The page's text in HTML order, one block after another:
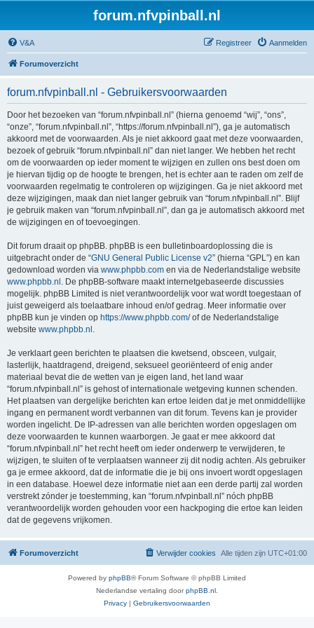
forum.nfvpinball.nl
V&A Aanmelden
Registreer
Forumoverzicht
forum.nfvpinball.nl - Gebruikersvoorwaarden
Door het bezoeken van “forum.nfvpinball.nl” (hierna genoemd “wij”, “ons”,
“onze”, “forum.nfvpinball.nl”, “https://forum.nfvpinball.nl”), ga je automatisch
akkoord met de voorwaarden. Als je niet akkoord gaat met deze voorwaarden,
bezoek of gebruik “forum.nfvpinball.nl” dan niet langer. We hebben het recht
om de voorwaarden op ieder moment te wijzigen en zullen ons best doen om
je hiervan tijdig op de hoogte te brengen, het is echter aan te raden om zelf de
voorwaarden regelmatig te controleren op wijzigingen. Ga je niet akkoord met
deze wijzigingen, maak dan niet langer gebruik van “forum.nfvpinball.nl”. Blijf
je gebruik maken van “forum.nfvpinball.nl”, dan ga je automatisch akkoord met
de wijzigingen en of toevoegingen.
Dit forum draait op phpBB. phpBB is een bulletinboardoplossing die is
uitgebracht onder de “GNU General Public License v2” (hierna “GPL”) en kan
gedownload worden via www.phpbb.com en via de Nederlandstalige website
www.phpbb.nl . De phpBB-software maakt internetgebaseerde discussies
mogelijk. phpBB Limited is niet verantwoordelijk voor wat wordt toegestaan of
juist geweigerd als toelaatbare inhoud en/of gedrag. Meer informatie over
phpBB kun je vinden op https://www.phpbb.com/of de Nederlandstalige
website www.phpbb.nl .
Je verklaart geen berichten te plaatsen die kwetsend, obsceen, vulgair,
lasterlijk, haatdragend, dreigend, seksueel georiënteerd of enig ander
materiaal bevat die de wetten van je eigen land, het land waar
“forum.nfvpinball.nl” is gehost of internationale wetgeving kunnen schenden.
Het plaatsen van dergelijke berichten kan ertoe leiden dat je met onmiddellijke
ingang en permanent wordt verbannen van dit forum. Tevens kan je provider
worden ingelicht. De IP-adressen van alle berichten worden opgeslagen om
deze voorwaarden te kunnen waarborgen. Je gaat er mee akkoord dat
“forum.nfvpinball.nl” het recht heeft om ieder onderwerp te verwijderen, te
wijzigen, te sluiten of te verplaatsen wanneer zij dit nodig achten. Als gebruiker
ga je ermee akkoord, dat de informatie die je bij ons invoert wordt opgeslagen
in een database. Hoewel deze informatie niet aan een derde partij zal worden
verstrekt zónder je toestemming, kan “forum.nfvpinball.nl” nóch phpBB
verantwoordelijk worden gehouden voor een hackpoging die ertoe kan leiden
dat de gegevens vrijkomen.
Forumoverzicht Alle tijden zijn UTC+01:00
Verwijder cookies
Powered by phpBB® Forum Software © phpBB Limited
Nederlandse vertaling doorphpBB.nl
Privacy | Gebruikersvoorwaarden